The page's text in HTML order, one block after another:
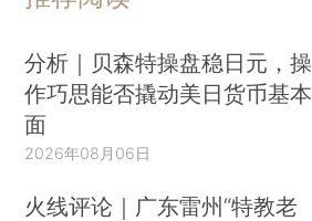
分析｜贝森特操盘稳日元，操
作巧思能否撬动美日货币基本
面
2026年08月06日
火线评论｜广东雷州“特教老